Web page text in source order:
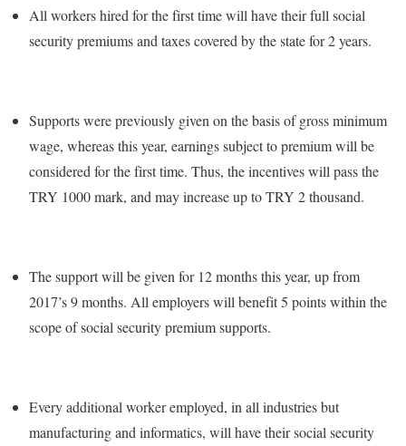
All workers hired for the first time will have their full social
security premiums and taxes covered by the state for 2 years.
Supports were previously given on the basis of gross minimum
wage, whereas this year, earnings subject to premium will be
considered for the first time. Thus, the incentives will pass the
TRY 1000 mark, and may increase up to TRY 2 thousand.
The support will be given for 12 months this year, up from
2017’s 9 months. All employers will benefit 5 points within the
scope of social security premium supports.
Every additional worker employed, in all industries but
manufacturing and informatics, will have their social security